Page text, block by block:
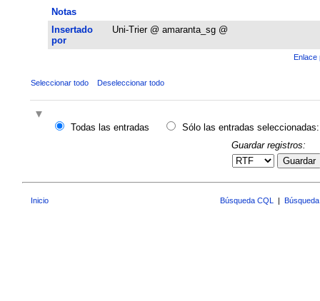
Notas
Insertado
por
Uni-Trier @ amaranta_sg @
Enlace
Seleccionar todo Deseleccionar todo
Todas las entradas
Sólo las entradas seleccionadas:
Guardar registros:
Guardar
Inicio Búsqueda CQL